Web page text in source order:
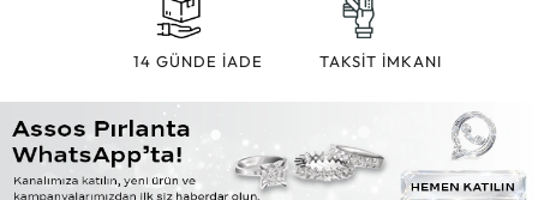
14 GÜNDE İADE TAKSİT İMKANI